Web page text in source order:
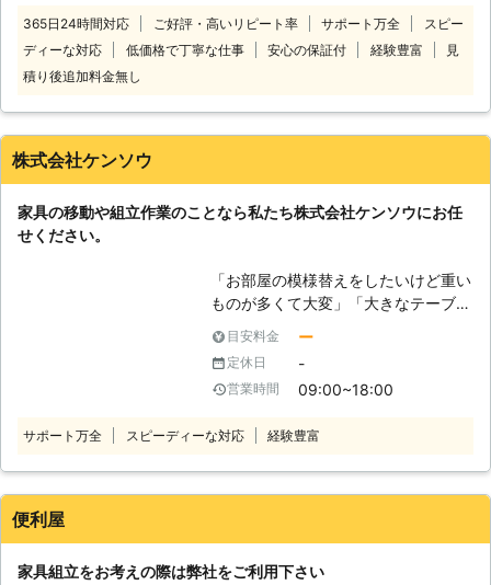
話ください。 コールセンターのスタ
ッフがお客様のお悩みをお聞きしま
ほしい」 「説明書を見ても家具の組
り、お悩みのお客様はぜひ家具移動組
立110番をご利用ください。 大きくて
豊富なベテランが迅速に解決します。
家具移動組立110番では、家具の組立
作業や移動作業にお困りのお客様に喜
365日24時間対応 ご好評・高いリピート率 サポート万全
スピー
ディーな対応
低価格で丁寧な仕事 安心の保証付 経験豊富
見
積り後追加料金無し
株式会社ケンソウ
家具の移動や組立作業のことなら私たち株式会社ケンソウにお任
せください。
「お部屋の模様替えをしたいけど重い
ものが多くて大変」「大きなテーブル
を買ったけど一人では組み立てられな
い」 このようなことでお悩みやお困
りのお客様はおりませんか。私たち株
式会社ケンソウでは家具の組立、移動
ださい。 経験豊富で実績豊富な熟練
決いたします。 もちろん、家具の移
目安料金 ー
定休日 -
営業時間 09:00~18:00
サポート万全 スピーディーな対応 経験豊富
便利屋
家具組立をお考えの際は弊社をご利用下さい